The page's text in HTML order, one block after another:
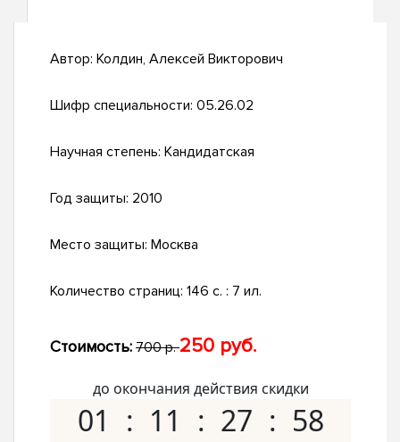
Автор: Колдин, Алексей Викторович
Шифр специальности: 05.26.02
Научная степень: Кандидатская
Год защиты: 2010
Место защиты: Москва
Количество страниц: 146 с. : 7 ил.
Стоимость: 700 р.250 руб.
до окончания действия скидки
01 11 27 57